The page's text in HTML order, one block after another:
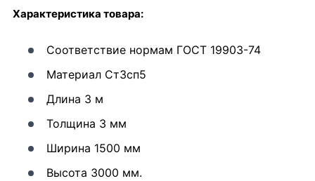
Характеристика товара:
Соответствие нормам ГОСТ 19903-74
Материал Ст3сп5
Длина 3 м
Толщина 3 мм
Ширина 1500 мм
Высота 3000 мм.